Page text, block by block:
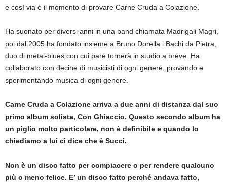
e così via è il momento di provare Carne Cruda a Colazione.
Ha suonato per diversi anni in una band chiamata Madrigali Magri,
poi dal 2005 ha fondato insieme a Bruno Dorella i Bachi da Pietra,
duo di metal-blues con cui pare tornerà in studio a breve. Ha
collaborato con decine di musicisti di ogni genere, provando e
sperimentando musica di ogni genere.
Carne Cruda a Colazione arriva a due anni di distanza dal suo
primo album solista, Con Ghiaccio. Questo secondo album ha
un piglio molto particolare, non è definibile e quando lo
chiediamo a lui ci dice che è Succi.
Non è un disco fatto per compiacere o per rendere qualcuno
più o meno felice. E’ un disco fatto perché andava fatto,